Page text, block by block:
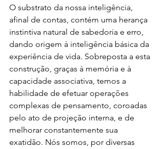
O substrato da nossa inteligência,
afinal de contas, contém uma herança
instintiva natural de sabedoria e erro,
dando origem à inteligência básica da
experiência de vida. Sobreposta a esta
construção, graças à memória e à
capacidade associativa, temos a
habilidade de efetuar operações
complexas de pensamento, coroadas
pelo ato de projeção interna, e de
melhorar constantemente sua
exatidão. Nós somos, por diversas